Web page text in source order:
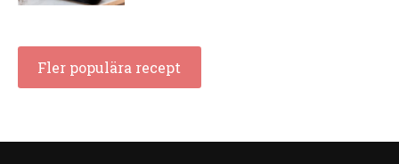
Fler populära recept